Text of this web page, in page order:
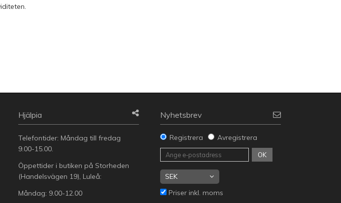
Hjälpia
Telefontider: Måndag till fredag
9.00-15.00.
Öppettider i butiken på Storheden
(Handelsvägen 19), Luleå:
Måndag: 9.00-12.00
Nyhetsbrev
Registrera Avregistrera
OK
Priser inkl. moms